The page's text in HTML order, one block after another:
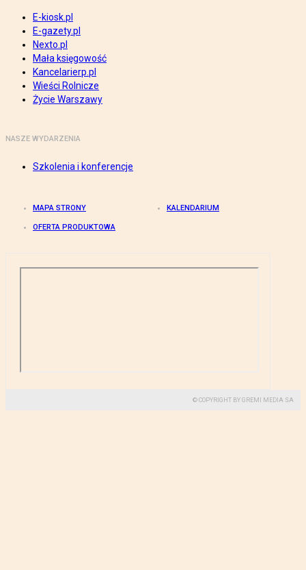
E-kiosk.pl
E-gazety.pl
Nexto.pl
Mała księgowość
Kancelarierp.pl
Wieści Rolnicze
Życie Warszawy
NASZE WYDARZENIA
Szkolenia i konferencje
MAPA STRONY KALENDARIUM
OFERTA PRODUKTOWA
© COPYRIGHT BY GREMI MEDIA SA